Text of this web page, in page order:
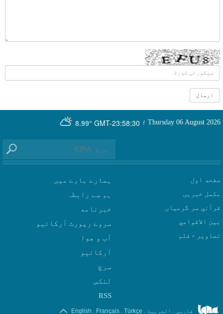
GMT-23:58:30
8.99° Thursday 06 August 2026 ؛
صفحه اول
مکمل خبریں
قرآني سر گرمياں
بين الاقوامي
تصاوير - فلم
ہمارے بارے میں
ہم سے رابطہ
سروے رپورٹ آرکائیو
آب و هوا
سرچ
لنکس
RSS
فارسی . العربیة .
Türkçe
.
Français
.
English